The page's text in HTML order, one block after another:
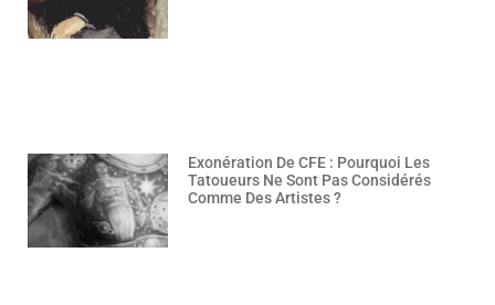
Exonération De CFE : Pourquoi Les
Tatoueurs Ne Sont Pas Considérés
Comme Des Artistes ?